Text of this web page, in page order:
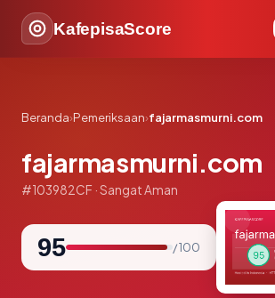
KafepisaScore
Beranda›Pemeriksaan›fajarmasmurni.com
fajarmasmurni.com
#103982CF · Sangat Aman
95 / 100